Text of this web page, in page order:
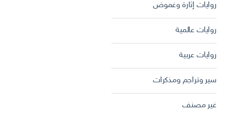
روايات إثارة وغموض
روايات عالمية
روايات عربية
سير وتراجم ومذكرات
غير مصنف